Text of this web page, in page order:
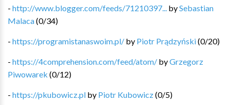
- http://www.blogger.com/feeds/71210397... bySebastian
Malaca(0/34)
- https://programistanaswoim.pl/ by Piotr Prądzyński(0/20)
- https://4comprehension.com/feed/atom/ byGrzegorz
Piwowarek (0/12)
- https://pkubowicz.pl by Piotr Kubowicz(0/5)